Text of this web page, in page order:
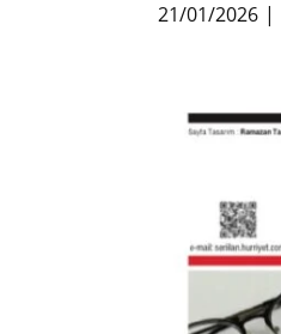
21/01/2026